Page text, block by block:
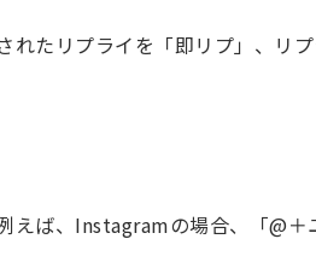
たリプライを「即リプ」、リ
えば、Instagramの場合、「@